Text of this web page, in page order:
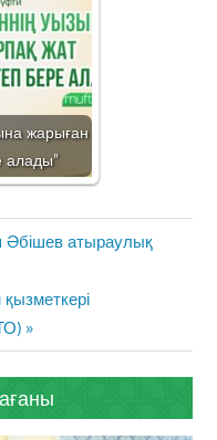
жарыған
алады"
Әбішев атыраулық